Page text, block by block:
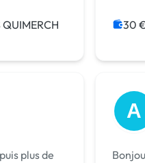
QUIMERCH 30
plus de
A
Bonjour, Je m'appelle Antoine